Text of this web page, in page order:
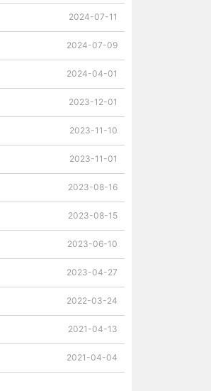
2024-07-11
2024-07-09
2024-04-01
2023-12-01
2023-11-10
2023-11-01
2023-08-16
2023-08-15
2023-06-10
2023-04-27
2022-03-24
2021-04-13
2021-04-04